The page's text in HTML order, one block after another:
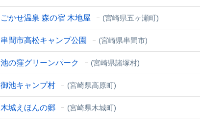
ごかせ温泉 森の宿 木地屋 (宮崎県五ヶ瀬町)
串間市高松キャンプ公園 (宮崎県串間市)
池の窪グリーンパーク (宮崎県諸塚村)
御池キャンプ村 (宮崎県高原町)
木城えほんの郷 (宮崎県木城町)